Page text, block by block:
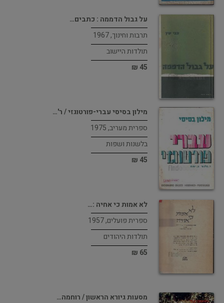
על גבול הדממה : כתבים…
תרבות וחינוך, 1967
תולדות היישוב
45 ₪
מילון בסיסי עברי-פורטוגזי / ר'…
ספרית מעריב, 1975
בלשנות ושפות
45 ₪
לא אמות כי אחיה :…
ספרית פועלים, 1957
תולדות היהודים
65 ₪
מסעות גיורא הראשון / רוחמה…